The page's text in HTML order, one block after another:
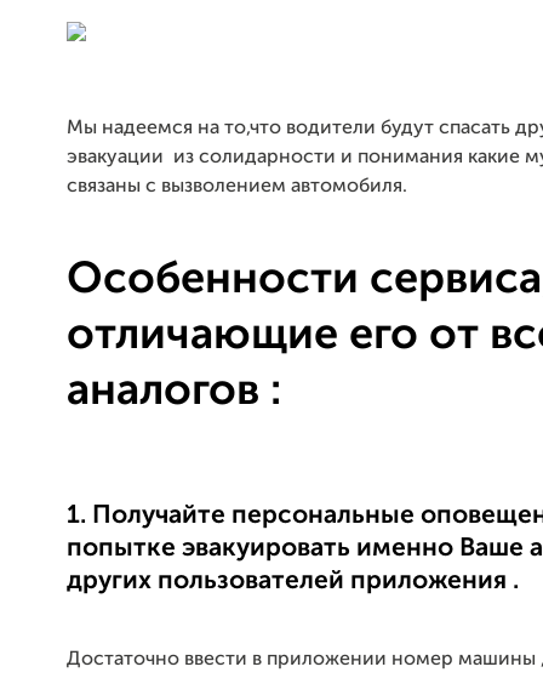
Мы надеемся на то,что водители будут спасать
эвакуации из солидарности и понимания какие
связаны с вызволением автомобиля.
Особенности
отличающие его от
аналогов :
1. Получайте персональные
попытке эвакуировать именно Ваше
других пользователей приложения .
Достаточно ввести в приложении номер машины